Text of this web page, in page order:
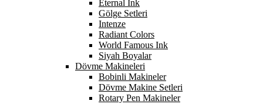
Eternal İnk
Gölge Setleri
Intenze
Radiant Colors
World Famous Ink
Siyah Boyalar
Dövme Makineleri
Bobinli Makineler
Dövme Makine Setleri
Rotary Pen Makineler